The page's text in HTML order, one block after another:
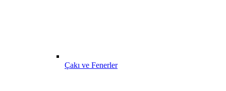
Çakı ve Fenerler